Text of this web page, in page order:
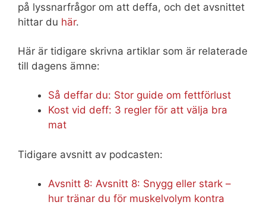
på lyssnarfrågor om att deffa, och det avsnittet
hittar du här.
Här är tidigare skrivna artiklar som är relaterade
till dagens ämne:
Så deffar du: Stor guide om fettförlust
Kost vid deff: 3 regler för att välja bra
mat
Tidigare avsnitt av podcasten:
Avsnitt 8: Avsnitt 8: Snygg eller stark –
hur tränar du för muskelvolym kontra